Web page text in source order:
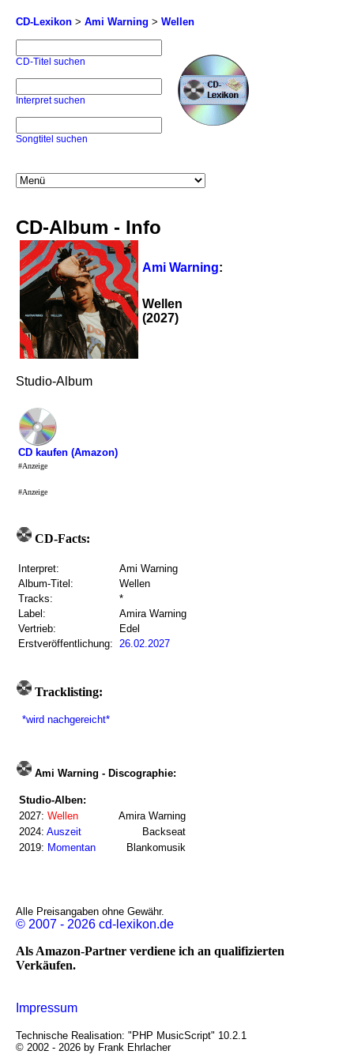
CD-Lexikon > Ami Warning > Wellen
CD-Titel suchen
Interpret suchen
Songtitel suchen
CD-Album - Info
Ami Warning:
Wellen
(2027)
Studio-Album
CD kaufen (Amazon)
#Anzeige
#Anzeige
CD-Facts:
Interpret:
Ami Warning
Album-Titel:
Wellen
Tracks:
*
Label:
Amira Warning
Vertrieb:
Edel
Erstveröffentlichung: 26.02.2027
Tracklisting:
*wird nachgereicht*
Ami Warning - Discographie:
Studio-Alben:
2027: Wellen
Amira Warning
2024: Auszeit
Backseat
2019: Momentan Blankomusik
Alle Preisangaben ohne Gewähr.
© 2007 - 2026 cd-lexikon.de
Als Amazon-Partner verdiene ich an qualifizierten
Verkäufen.
Impressum
Technische Realisation: "PHP MusicScript" 10.2.1
© 2002 - 2026 by Frank Ehrlacher